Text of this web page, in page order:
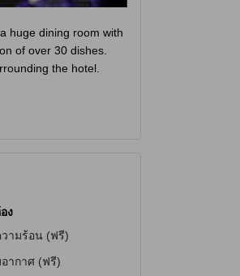
huge dining room with
of over 30 dishes.
the hotel.
ง
วามร้อน (ฟรี)
อากาศ (ฟรี)